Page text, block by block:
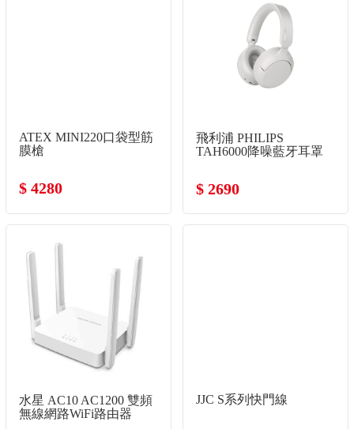
ATEX MINI220口袋型筋
膜槍
$ 4280
飛利浦 PHILIPS
TAH6000降噪藍牙耳罩
$ 2690
水星 AC10 AC1200 雙頻
無線網路WiFi路由器
JJC S系列快門線